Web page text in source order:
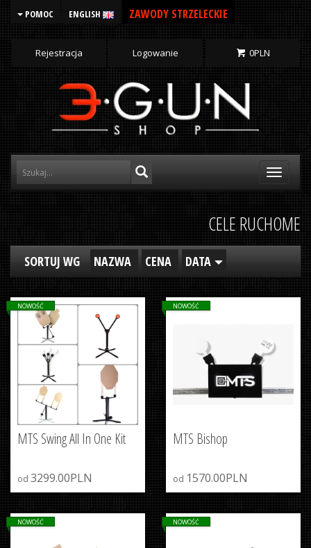
POMOC ENGLISH ZAWODY STRZELECKIE
Rejestracja Logowanie 0PLN
Toggle
CELE RUCHOME
SORTUJ WG NAZWA CENA DATA
MTS Swing All In One Kit
od 3299.00PLN
NOWOŚĆ
MTS Bishop
od 1570.00PLN
NOWOŚĆ
NOWOŚĆ NOWOŚĆ